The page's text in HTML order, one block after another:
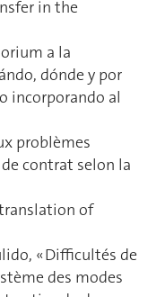
in the
a la
dónde y por
incorporando al
problèmes
contrat selon la
of
« Difficultés de
des modes